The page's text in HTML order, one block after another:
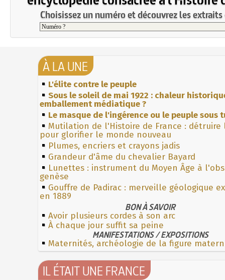
Choisissez un numéro et découvrez les
À LA UNE
L'élite contre le peuple
Sous le soleil de mai 1922 : chaleur
emballement médiatique ?
Le masque de l'ingérence ou le peuple sous
Mutilation de l'Histoire de France : détruire
pour glorifier le monde nouveau
Plumes, encriers et crayons jadis
Grandeur d'âme du chevalier Bayard
Lunettes : instrument du Moyen Âge à
genèse
Gouffre de Padirac : merveille géologique
en 1889
BON À SAVOIR
Avoir plusieurs cordes à son arc
À chaque jour suffit sa peine
MANIFESTATIONS / EXPOSITIONS
Maternités, archéologie de la figure
IL ÉTAIT UNE FRANCE